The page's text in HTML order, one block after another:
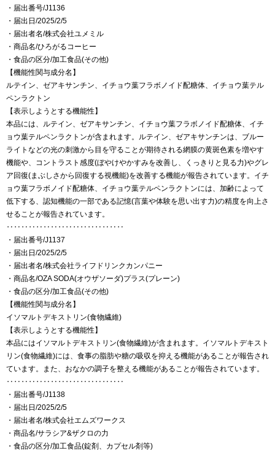
・届出番号/J1136
・届出日/2025/2/5
・届出者名/株式会社ユメミル
・商品名/ひろがるコーヒー
・食品の区分/加工食品(その他)
【機能性関与成分名】
ルテイン、ゼアキサンチン、イチョウ葉フラボノイド配糖体、イチョウ葉テル
ペンラクトン
【表示しようとする機能性】
本品には、ルテイン、ゼアキサンチン、イチョウ葉フラボノイド配糖体、イチ
ョウ葉テルペンラクトンが含まれます。ルテイン、ゼアキサンチンは、ブルー
ライトなどの光の刺激から目を守ることが期待される網膜の黄斑色素を増やす
機能や、コントラスト感度(ぼやけやかすみを改善し、くっきりと見る力)やグレ
ア回復(まぶしさから回復する視機能)を改善する機能が報告されています。イチ
ョウ葉フラボノイド配糖体、イチョウ葉テルペンラクトンには、加齢によって
低下する、認知機能の一部である記憶(言葉や体験を思い出す力)の精度を向上さ
せることが報告されています。
‥‥‥‥‥‥‥‥‥‥‥‥‥‥‥‥
・届出番号/J1137
・届出日/2025/2/5
・届出者名/株式会社ライフドリンクカンパニー
・商品名/OZA SODA(オウザソーダ)プラス(プレーン)
・食品の区分/加工食品(その他)
【機能性関与成分名】
イソマルトデキストリン(食物繊維)
【表示しようとする機能性】
本品にはイソマルトデキストリン(食物繊維)が含まれます。イソマルトデキスト
リン(食物繊維)には、食事の脂肪や糖の吸収を抑える機能があることが報告され
ています。また、おなかの調子を整える機能があることが報告されています。
‥‥‥‥‥‥‥‥‥‥‥‥‥‥‥‥
・届出番号/J1138
・届出日/2025/2/5
・届出者名/株式会社エムズワークス
・商品名/サラシア&ザクロの力
・食品の区分/加工食品(錠剤、カプセル剤等)